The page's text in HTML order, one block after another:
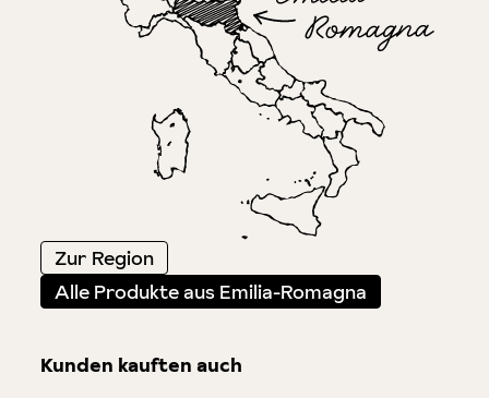
Zur Region
Alle Produkte aus Emilia-Romagna
Kunden kauften auch